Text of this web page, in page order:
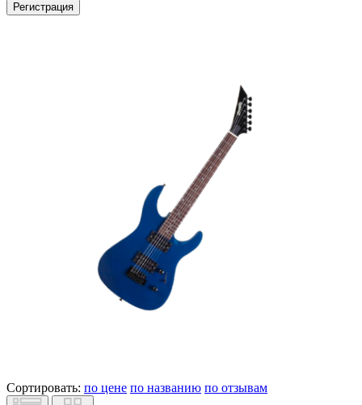
Регистрация
Сортировать: по цене по названию по отзывам